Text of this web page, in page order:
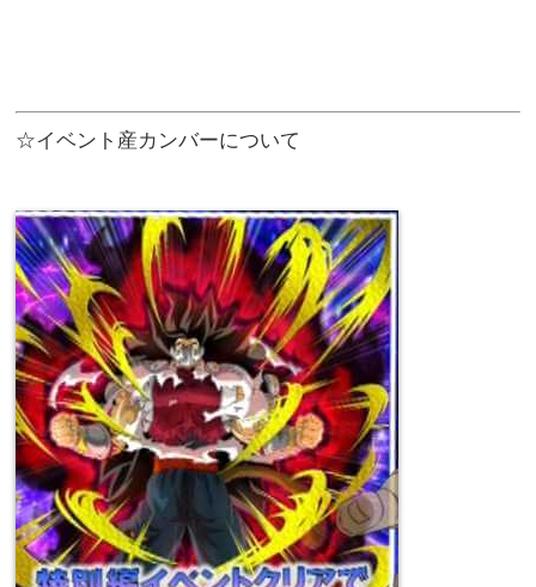
☆イベント産カンバーについて